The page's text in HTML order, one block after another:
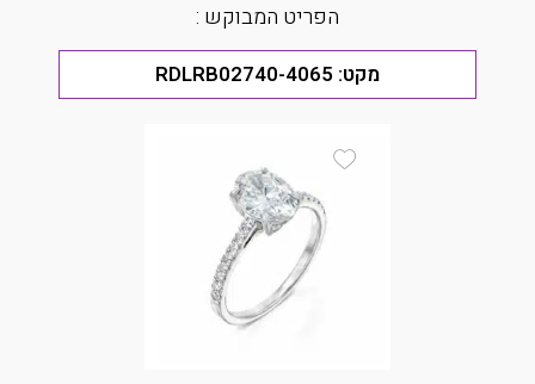
הפריט המבוקש :
מקט: RDLRB02740-4065
Add Wishlist